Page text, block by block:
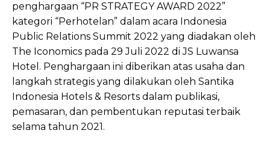
penghargaan “PR STRATEGY AWARD 2022”
kategori “Perhotelan” dalam acara Indonesia
Public Relations Summit 2022 yang diadakan oleh
The Iconomics pada 29 Juli 2022 di JS Luwansa
Hotel. Penghargaan ini diberikan atas usaha dan
langkah strategis yang dilakukan oleh Santika
Indonesia Hotels & Resorts dalam publikasi,
pemasaran, dan pembentukan reputasi terbaik
selama tahun 2021.